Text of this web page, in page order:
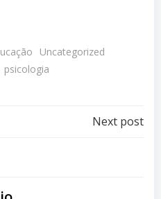
Uncategorized
psicologia
Next post